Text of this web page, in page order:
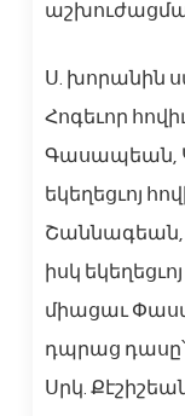
Ս. խորանին
Հոգեւոր
Գասապեան,
եկեղեցւոյ
Շաննագեան,
իսկ
միացաւ
դպրաց
Սրկ.